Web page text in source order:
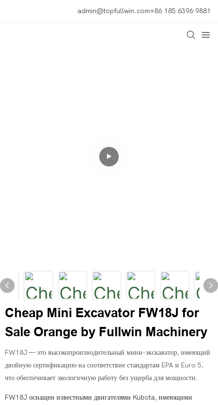
admin@topfullwin.com+86 185 6396 9881
Cheap Mini Excavator FW18J for
Sale Orange by Fullwin Machinery
FW18J — это высокопроизводительный мини-экскаватор, имеющий
двойную сертификацию на соответствие стандартам EPA и Euro 5,
что обеспечивает экологичную работу без ущерба для мощности.
FW18J оснащен известными двигателями Kubota, имеющими